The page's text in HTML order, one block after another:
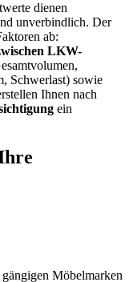
dienen
unverbindlich. Der
ab:
LKW-
Schwerlast) sowie
Ihnen nach
ein
Möbelmarken